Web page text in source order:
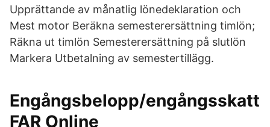
Upprättande av månatlig lönedeklaration och
Mest motor Beräkna semesterersättning timlön;
Räkna ut timlön Semesterersättning på slutlön
Markera Utbetalning av semestertillägg.
Engångsbelopp/engångsskatt
FAR Online